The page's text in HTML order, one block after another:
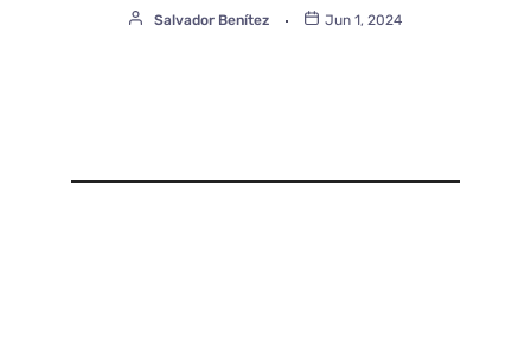
Salvador Benítez Jun 1, 2024